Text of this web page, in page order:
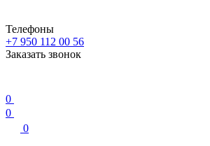
Телефоны
+7 950 112 00 56
Заказать звонок
0
0
0